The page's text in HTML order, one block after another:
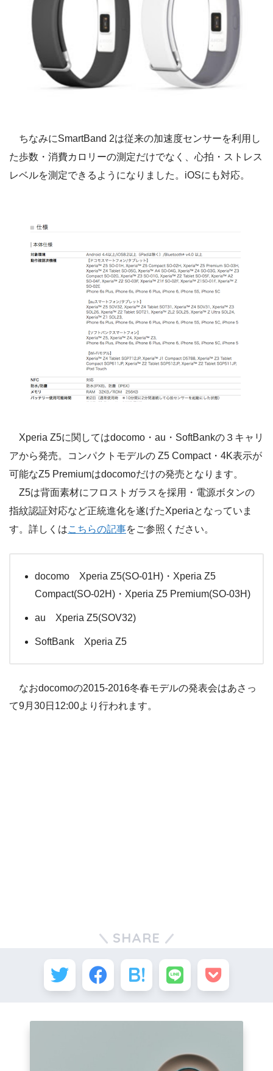
ちなみにSmartBand 2は従来の加速度センサーを利用し
た歩数・消費カロリーの測定だけでなく、心拍・ストレス
レベルを測定できるようになりました。iOSにも対応。
Xperia Z5に関してはdocomo・au・SoftBankの３キャリ
アから発売。コンパクトモデルの Z5 Compact・4K表示が
可能なZ5 Premiumはdocomoだけの発売となります。
Z5は背面素材にフロストガラスを採用・電源ボタンの
指紋認証対応など正統進化を遂げたXperiaとなっていま
す。詳しくはこちらの記事をご参照ください。
docomo Xperia Z5(SO-01H)・Xperia Z5
Compact(SO-02H)・Xperia Z5 Premium(SO-03H)
au Xperia Z5(SOV32)
SoftBank Xperia Z5
なおdocomoの2015-2016冬春モデルの発表会はあさっ
て9月30日12:00より行われます。
SHARE